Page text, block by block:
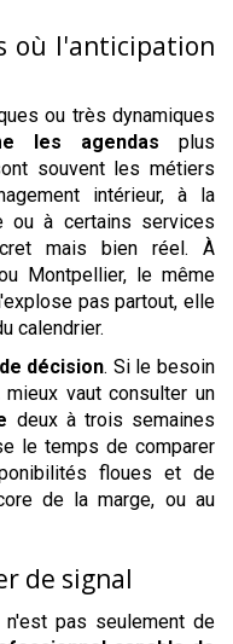
où l'anticipation
ou très dynamiques
les agendas plus
souvent les métiers
intérieur, à la
ou à certains services
mais bien réel. À
Montpellier, le même
pas partout, elle
calendrier.
décision. Si le besoin
vaut consulter un
deux à trois semaines
le temps de comparer
floues et de
de la marge, ou au
de signal
pas seulement de